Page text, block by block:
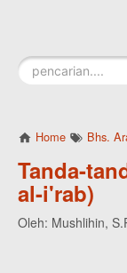
Home Bhs.
Tanda-
al-i'rab)
Oleh: Mushlihin,